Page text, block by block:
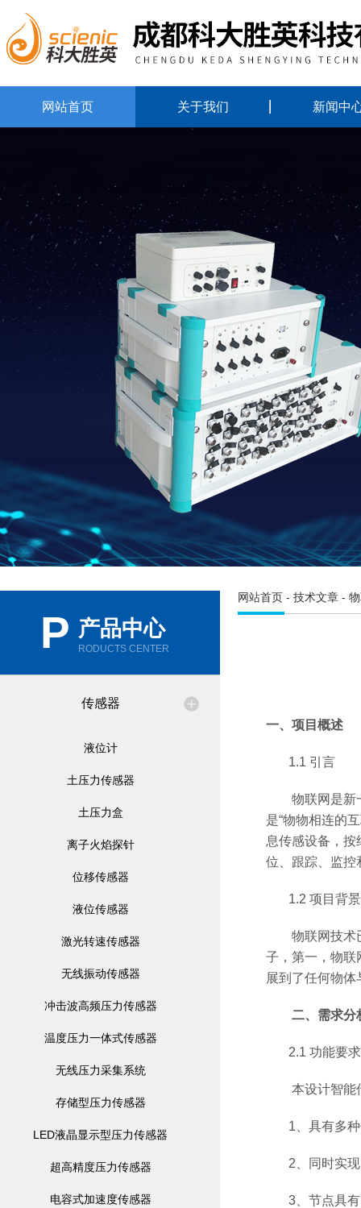
网站首页 关于我们 新闻中
P 产品中心
RODUCTS CENTER
传感器
液位计
土压力传感器
土压力盒
离子火焰探针
位移传感器
液位传感器
激光转速传感器
无线振动传感器
冲击波高频压力传感器
温度压力一体式传感器
无线压力采集系统
存储型压力传感器
LED液晶显示型压力传感器
超高精度压力传感器
电容式加速度传感器
网站首页 - 技术文章 -
一、项目概述
1.1 引言
物联网是新一
是“物物相连的
息传感设备，
位、跟踪、监控
1.2 项目背景
物联网技术已
子，第一，物联
展到了任何物
二、需求分
2.1 功能要求
本设计智能传
1 、具有多
2 、同时实
3 、节点具